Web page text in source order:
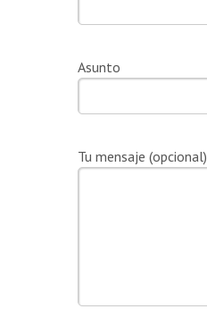
Asunto
Tu mensaje (opcional)